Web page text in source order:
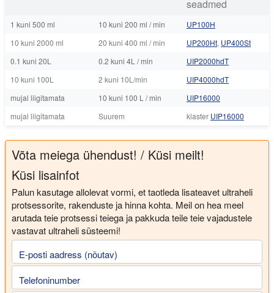
seadmed
1 kuni 500 ml 10 kuni 200 ml / min
UP100H
10 kuni 2000 ml
20 kuni 400 ml / min UP200Ht, UP400St
0.1 kuni 20L
0.2 kuni 4L / min
UIP2000hdT
10 kuni 100L
2 kuni 10L/min
UIP4000hdT
mujal liigitamata
10 kuni 100 L / min
UIP16000
mujal liigitamata
Suurem klaster UIP16000
Võta meiega ühendust! / Küsi meilt!
Küsi lisainfot
Palun kasutage allolevat vormi, et taotleda lisateavet ultraheli
protsessorite, rakenduste ja hinna kohta. Meil on hea meel
arutada teie protsessi teiega ja pakkuda teile teie vajadustele
vastavat ultraheli süsteemi!
E-posti aadress (nõutav)
Telefoninumber